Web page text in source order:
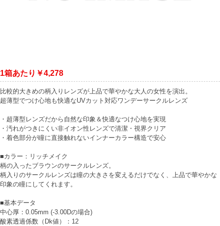
1箱あたり￥4,278
比較的大きめの柄入りレンズが上品で華やかな大人の女性を演出。
超薄型でつけ心地も快適なUVカット対応ワンデーサークルレンズ
・超薄型レンズだから自然な印象＆快適なつけ心地を実現
・汚れがつきにくい非イオン性レンズで清潔・視界クリア
・着色部分が瞳に直接触れないインナーカラー構造で安心
■カラー：リッチメイク
柄の入ったブラウンのサークルレンズ。
柄入りのサークルレンズは瞳の大きさを変えるだけでなく、上品で華やかな
印象の瞳にしてくれます。
■基本データ
中心厚：0.05mm (-3.00Dの場合)
酸素透過係数（Dk値）：12